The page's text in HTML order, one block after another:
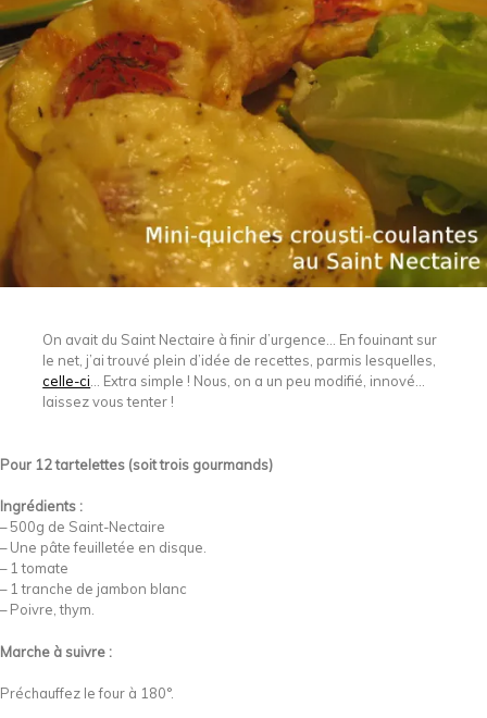
On avait du Saint Nectaire à finir d’urgence… En fouinant sur
le net, j’ai trouvé plein d’idée de recettes, parmis lesquelles,
celle-ci … Extra simple ! Nous, on a un peu modifié, innové…
laissez vous tenter !
Pour 12 tartelettes (soit trois gourmands)
Ingrédients :
– 500g de Saint-Nectaire
– Une pâte feuilletée en disque.
– 1 tomate
– 1 tranche de jambon blanc
– Poivre, thym.
Marche à suivre :
Préchauffez le four à 180°.